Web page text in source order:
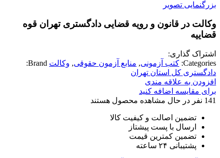
بزرگنمایی تصویر
وکالت در قانون و رویه قضایی دادگستری تهران قوه
قضاییه
اشتراک گذاری:
Categories: کتب آزمونی, منابع آزمون حقوقی, وکالت Brand:
دادگستری کل استان تهران
افزودن به علاقه مندی
برای مقایسه اضافه کنید
141 نفر در حال مشاهده محصول هستند
تضمین اصالت و کیفیت کالا
ارسال با پست پیشتاز
تضمین کمترین قیمت
پشتیبانی ۲۴ ساعته